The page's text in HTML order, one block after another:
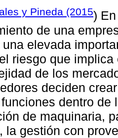
y Pineda (2015)
de una
una elevada
riesgo que
de los
deciden
dentro
de maquinaria,
la gestión con